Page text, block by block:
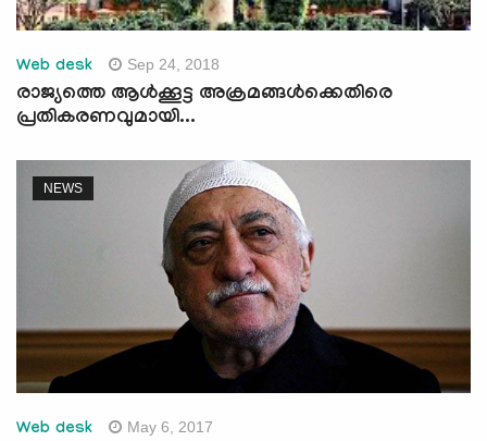
Web desk Sep 24, 2018
രാജ്യത്തെ ആള്‍ക്കൂട്ട അക്രമങ്ങള്‍ക്കെതിരെ
പ്രതികരണവുമായി...
NEWS
Web desk May 6, 2017